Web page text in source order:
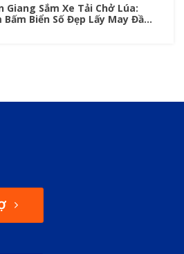
Giang Sắm Xe Tải Chở Lúa:
Biển Số Đẹp Lấy May Đầu